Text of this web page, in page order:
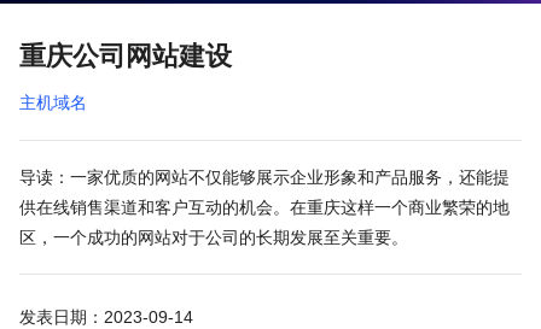
重庆公司网站建设
主机域名
导读：一家优质的网站不仅能够展示企业形象和产品服务，还能提
供在线销售渠道和客户互动的机会。在重庆这样一个商业繁荣的地
区，一个成功的网站对于公司的长期发展至关重要。
发表日期：2023-09-14